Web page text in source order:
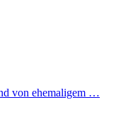
von ehemaligem …